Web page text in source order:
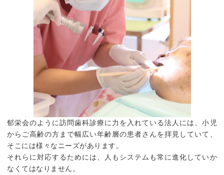
郁栄会のように訪問歯科診療に力を入れている法人には、小児
からご高齢の方まで幅広い年齢層の患者さんを拝見していて、
そこには様々なニーズがあります。
それらに対応するためには、人もシステムも常に進化していか
なくてはなりません。